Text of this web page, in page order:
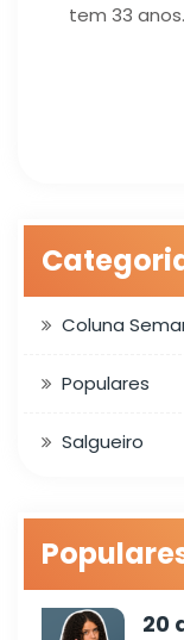
tem 33
Coluna
Populares
Salgueiro
20